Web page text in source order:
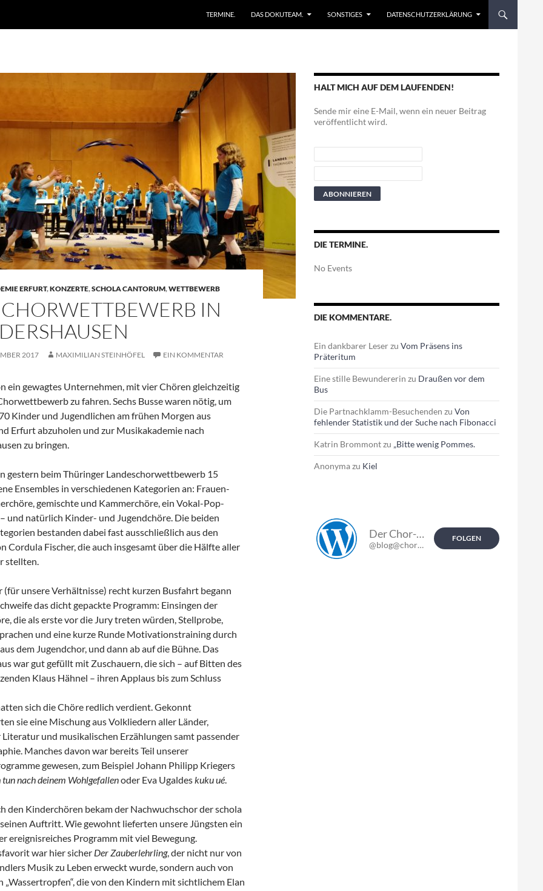
TERMINE.
DAS DOKUTEAM. SONSTIGES DATENSCHUTZERKLÄRUNG
ERFURT,KONZERTE,SCHOLA CANTORUM,WETTBEWERB
IN
2017 MAXIMILIAN STEINHÖFEL EIN KOMMENTAR
ein gewagtes Unternehmen, mit vier Chören gleichzeitig
zu fahren. Sechs Busse waren nötig, um
Kinder und Jugendlichen am frühen Morgen aus
Erfurt abzuholen und zur Musikakademie nach
zu bringen.
gestern beim Thüringer Landeschorwettbewerb 15
Ensembles in verschiedenen Kategorien an: Frauen-
gemischte und Kammerchöre, ein Vokal-Pop-
und natürlich Kinder- und Jugendchöre. Die beiden
bestanden dabei fast ausschließlich aus den
Cordula Fischer, die auch insgesamt über die Hälfte aller
stellten.
(für unsere Verhältnisse) recht kurzen Busfahrt begann
das dicht gepackte Programm: Einsingen der
die als erste vor die Jury treten würden, Stellprobe,
und eine kurze Runde Motivationstraining durch
dem Jugendchor, und dann ab auf die Bühne. Das
war gut gefüllt mit Zuschauern, die sich – auf Bitten des
Klaus Hähnel – ihren Applaus bis zum Schluss
sich die Chöre redlich verdient. Gekonnt
sie eine Mischung aus Volkliedern aller Länder,
und musikalischen Erzählungen samt passender
Manches davon war bereits Teil unserer
gewesen, zum Beispiel Johann Philipp Kriegers
tun nach deinem Wohlgefallenoder Eva Ugaldeskuku ué.
den Kinderchören bekam der Nachwuchschor der schola
Auftritt. Wie gewohnt lieferten unsere Jüngsten ein
ereignisreiches Programm mit viel Bewegung.
war hier sicher Der Zauberlehrling, der nicht nur von
Musik zu Leben erweckt wurde, sondern auch von
„Wassertropfen“, die von den Kindern mit sichtlichem Elan
HALT MICH AUF DEM LAUFENDEN!
Sende mir eine E-Mail, wenn ein neuer Beitrag
veröffentlicht wird.
DIE TERMINE.
No Events
DIE KOMMENTARE.
Ein dankbarer Leserzu Vom Präsens ins
Präteritum
Eine stille Bewundererin zu Draußen vor dem
Bus
Die Partnachklamm-Besuchenden zu Von
fehlender Statistik und der Suche nach Fibonacci
Katrin Brommontzu „Bitte wenig Pommes.
Anonymazu Kiel
Der Chor-Blog.
@blog@chor-blog.de
FOLGEN